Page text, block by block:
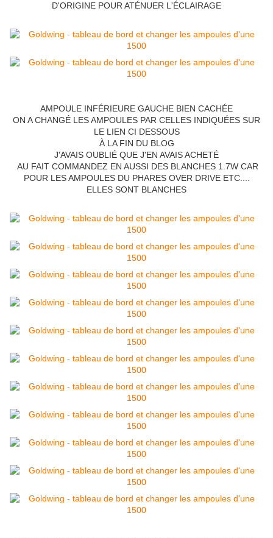
D'ORIGINE POUR ATÉNUER L'ÉCLAIRAGE
AMPOULE INFÉRIEURE GAUCHE BIEN CACHÉE
ON A CHANGÉ LES AMPOULES PAR CELLES INDIQUÉES SUR
LE LIEN CI DESSOUS
À LA FIN DU BLOG
J'AVAIS OUBLIÉ QUE J'EN AVAIS ACHETÉ
AU FAIT COMMANDEZ EN AUSSI DES BLANCHES 1.7W CAR
POUR LES AMPOULES DU PHARES OVER DRIVE ETC....
ELLES SONT BLANCHES